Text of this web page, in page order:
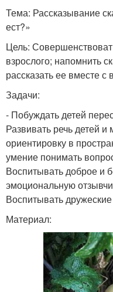
Тема: Рассказывание
ест?»
Цель:
взрослого; напомнить
рассказать ее вместе с
Задачи:
- Побуждать детей
Развивать речь детей и
ориентировку в
умение понимать
Воспитывать доброе и
эмоциональную
Воспитывать
Материал: